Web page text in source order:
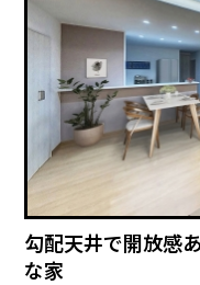
勾配天井で開放感
な家